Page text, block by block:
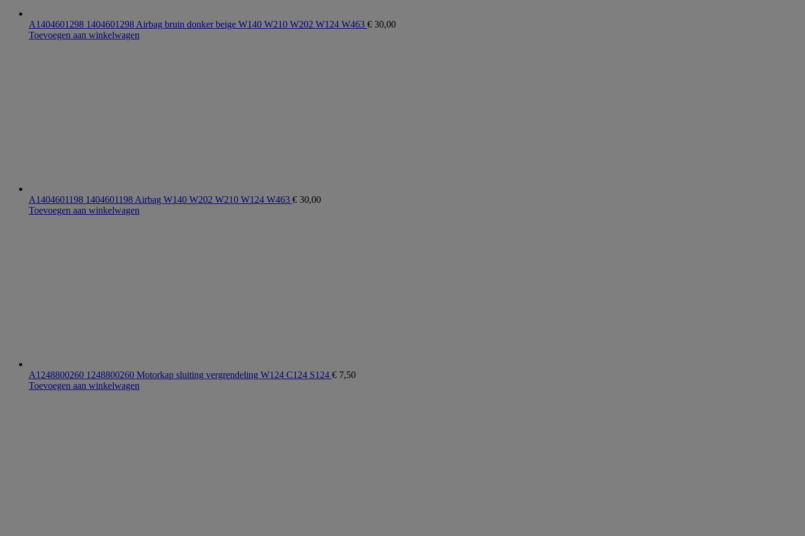
A1404601298 1404601298 Airbag bruin donker beige W140 W210 W202 W124 W463 € 30,00
Toevoegen aan winkelwagen
A1404601198 1404601198 Airbag W140 W202 W210 W124 W463 € 30,00
Toevoegen aan winkelwagen
A1248800260 1248800260 Motorkap sluiting vergrendeling W124 C124 S124 € 7,50
Toevoegen aan winkelwagen